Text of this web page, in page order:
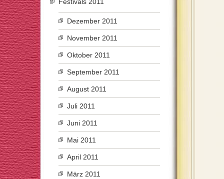
Dezember 2011
November 2011
Oktober 2011
September 2011
August 2011
Juli 2011
Juni 2011
Mai 2011
April 2011
März 2011